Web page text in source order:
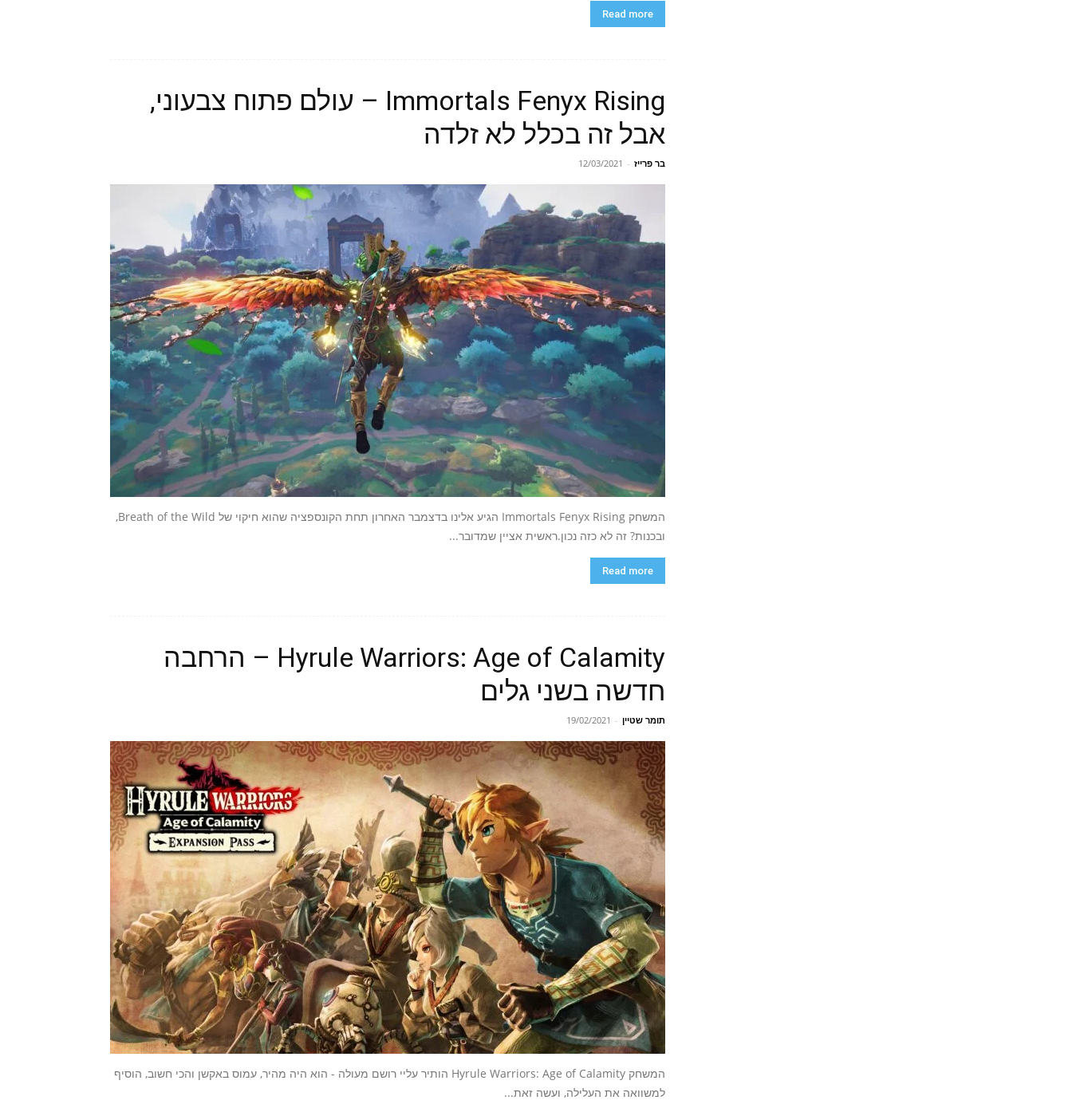
Read more
Immortals Fenyx Rising – עולם פתוח צבעוני,
אבל זה בכלל לא זלדה
בר פרייז -
12/03/2021
המשחק Immortals Fenyx Rising הגיע אלינו בדצמבר האחרון תחת הקונספציה שהוא חיקוי של Breath of the Wild,
ובכנות? זה לא כזה נכון.ראשית אציין שמדובר...
Read more
Hyrule Warriors: Age of Calamity – הרחבה
חדשה בשני גלים
תומר שטיין -
19/02/2021
המשחק Hyrule Warriors: Age of Calamity הותיר עליי רושם מעולה - הוא היה מהיר, עמוס באקשן והכי חשוב, הוסיף
למשוואה את העלילה, ועשה זאת...